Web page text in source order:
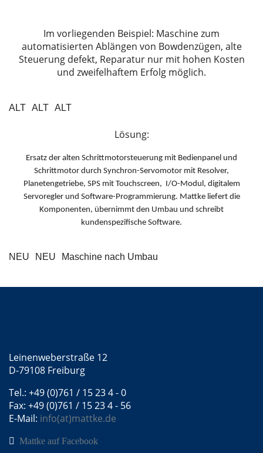
Im vorliegenden Beispiel: Maschine zum
automatisierten Ablängen von Bowdenzügen, alte
Steuerung defekt, Reparatur nur mit hohen Kosten
und zweifelhaftem Erfolg möglich.
ALT ALT ALT
Lösung:
Ersatz der alten Schrittmotorsteuerung mit Bedienpanel und
Schrittmotor durch Synchron-Servomotor mit Resolver,
Planetengetriebe, SPS mit Touchscreen, I/O-Modul, digitalem
Servoregler und Software-Programmierung. Mattke liefert die
Komponenten, übernimmt den Umbau und schreibt
kundenspezifische Software.
NEU NEU Maschine nach Umbau
Leinenweberstraße 12
D-79108 Freiburg
Tel.: +49 (0)761 / 15 23 4 - 0
Fax: +49 (0)761 / 15 23 4 - 56
E-Mail: info(at)mattke.de
Mattke auf Facebook